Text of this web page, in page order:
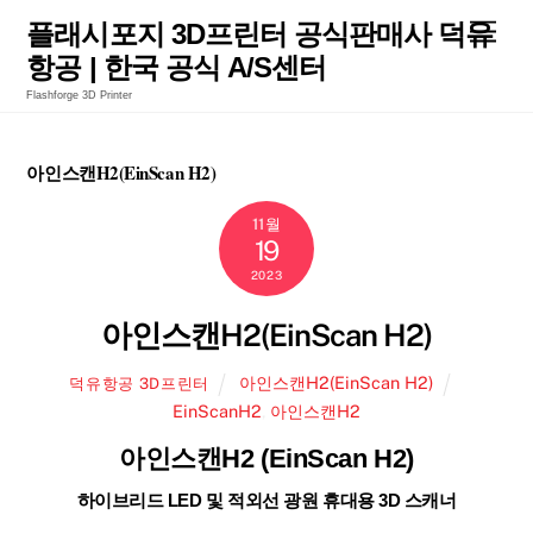
content
플래시포지 3D프린터 공식판매사 덕유
항공 | 한국 공식 A/S센터
Flashforge 3D Printer
아인스캔H2(EinScan H2)
11월
19
2023
아인스캔H2(EinScan H2)
덕유항공 3D프린터
아인스캔H2(EinScan H2)
EinScanH2 아인스캔H2
아인스캔H2 (EinScan H2)
하이브리드 LED 및 적외선 광원 휴대용 3D 스캐너